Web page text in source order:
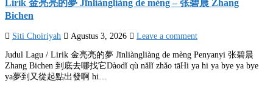
Lirik 金亮亮的夢 Jīnliàngliàng de mèng – 张碧晨 Zhang
Bichen
Siti Choiriyah Agustus 3, 2026 Leave a comment
Judul Lagu / Lirik 金亮亮的夢 Jīnliàngliàng de mèng Penyanyi 张碧晨
Zhang Bichen 到底去哪找它Dàodǐ qù nǎlǐ zhǎo tāHi ya hi ya bye ya bye
ya夢到又從起點出發啊 hi…